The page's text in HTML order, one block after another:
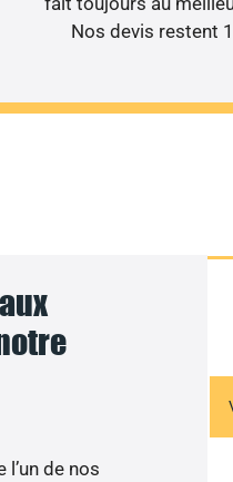
Nos devis restent
de nos